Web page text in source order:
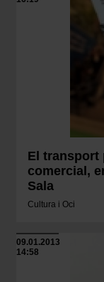
El transport
comercial,
Sala
Cultura i Oci
09.01.2013
14:58